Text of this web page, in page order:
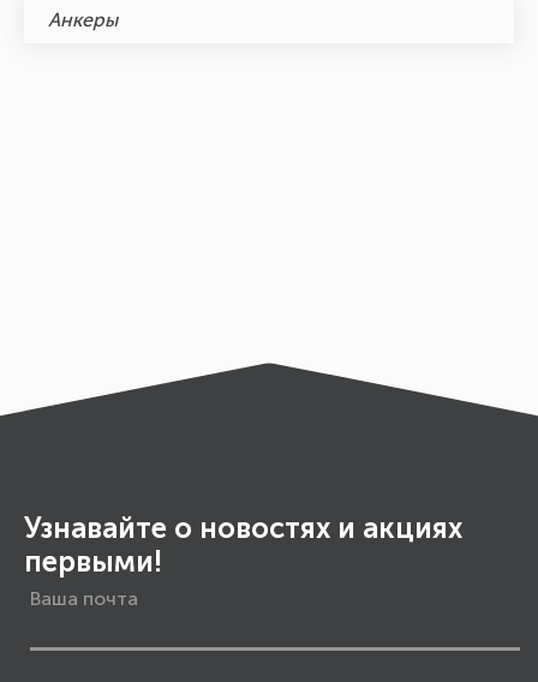
Анкеры
Узнавайте о новостях и акциях
первыми!